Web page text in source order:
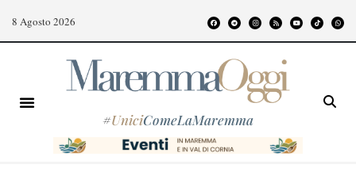
8 Agosto 2026
#UniciComeLaMaremma